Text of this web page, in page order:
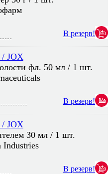
В резерв!
JOX
фл. 50 мл / 1 шт.
В резерв!
JOX
30 мл / 1 шт.
Industries
В резерв!